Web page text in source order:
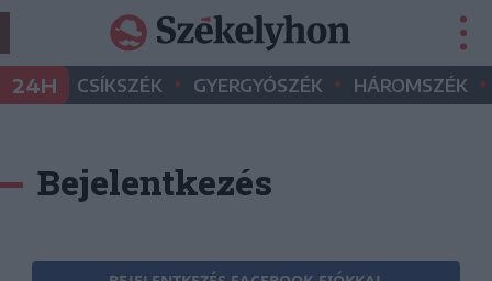
24H CSÍKSZÉK • GYERGYÓSZÉK • HÁROMSZÉK •
Bejelentkezés